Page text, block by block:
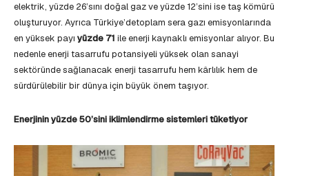
elektrik, yüzde 26’sını doğal gaz ve yüzde 12’sini ise taş kömürü
oluşturuyor. Ayrıca Türkiye’detoplam sera gazı emisyonlarında
en yüksek payı yüzde 71 ile enerji kaynaklı emisyonlar alıyor. Bu
nedenle enerji tasarrufu potansiyeli yüksek olan sanayi
sektöründe sağlanacak enerji tasarrufu hem kârlılık hem de
sürdürülebilir bir dünya için büyük önem taşıyor.
Enerjinin yüzde 50’sini iklimlendirme sistemleri tüketiyor